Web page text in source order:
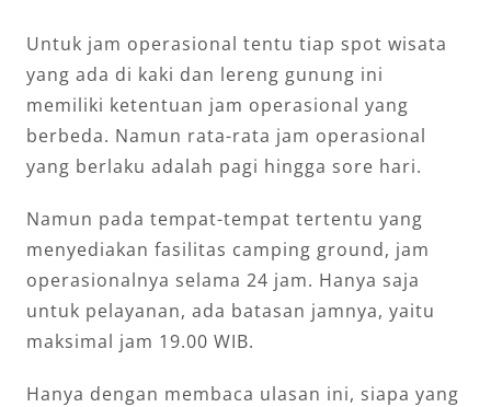
Untuk jam operasional tentu tiap spot wisata
yang ada di kaki dan lereng gunung ini
memiliki ketentuan jam operasional yang
berbeda. Namun rata-rata jam operasional
yang berlaku adalah pagi hingga sore hari.
Namun pada tempat-tempat tertentu yang
menyediakan fasilitas camping ground, jam
operasionalnya selama 24 jam. Hanya saja
untuk pelayanan, ada batasan jamnya, yaitu
maksimal jam 19.00 WIB.
Hanya dengan membaca ulasan ini, siapa yang